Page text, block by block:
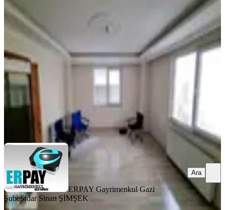
Sultangazi, Zübeyde Hanım Mahallesi
2+1
09.08.2026
25.000 ₺
ERPAY Gayrimenkul Gazi Şube Sidar Sinan ŞİMŞEK
ERPAY Gayrimenkul Gazi
ŞubeSidar Sinan ŞİMŞEK
Ara